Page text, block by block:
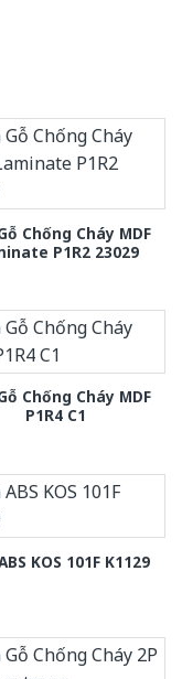
Chống Cháy MDF
P1R2 23029
Chống Cháy MDF
P1R4 C1
KOS 101F K1129